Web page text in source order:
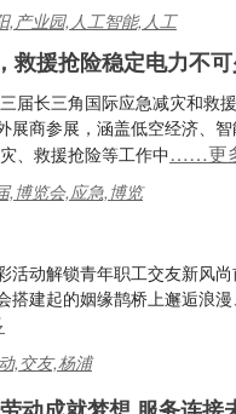
,产业园,人工智能,人工
救援抢险稳定电力不
届长三角国际应急减灾和救
商参展，涵盖低空经济、
、救援抢险等工作中……更
,博览会,应急,博览
动解锁青年职工交友新风
建起的姻缘鹊桥上邂逅浪
,交友,杨浦